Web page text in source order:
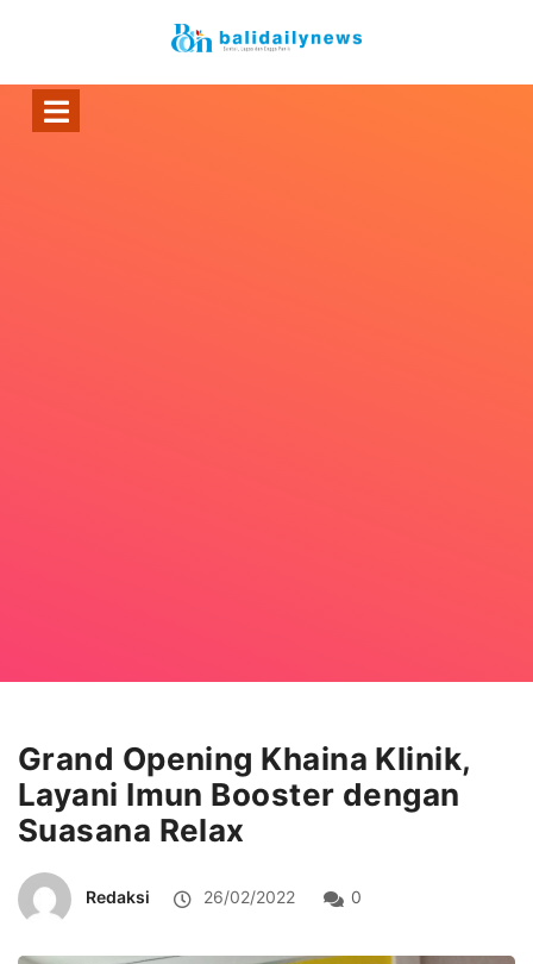
Grand Opening Khaina Klinik,
Layani Imun Booster dengan
Suasana Relax
Redaksi 26/02/2022 0